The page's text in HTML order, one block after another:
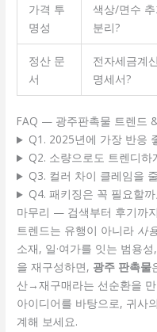
가격 투
명성
색상/면수
분리?
정산 문
서
전자세금계
명세서?
FAQ — 광주판촉물 트렌드
Q1. 2025년에 가장 반응
Q2. 소량으로도 트렌디하
Q3. 컬러 차이 클레임을
Q4. 패키징은 꼭 필요할까
마무리 — 검색부터 후기까
트렌드는 유행이 아니라 사
소재, 일·여가를 잇는 범용
을 재구성하면, 광주 판촉물
산→재구매라는 선순환을
아이디어를 바탕으로, 귀사
계해 보세요.